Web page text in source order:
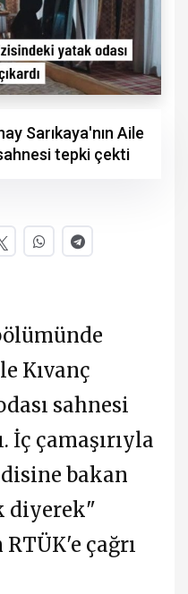
Sarıkaya'nın Aile
tepki çekti
Kıvanç
sahnesi
İç çamaşırıyla
bakan
diyerek"
çağrı